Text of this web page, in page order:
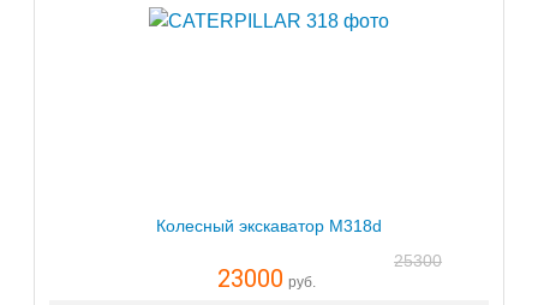
Колесный экскаватор M318d
25300
23000 руб.